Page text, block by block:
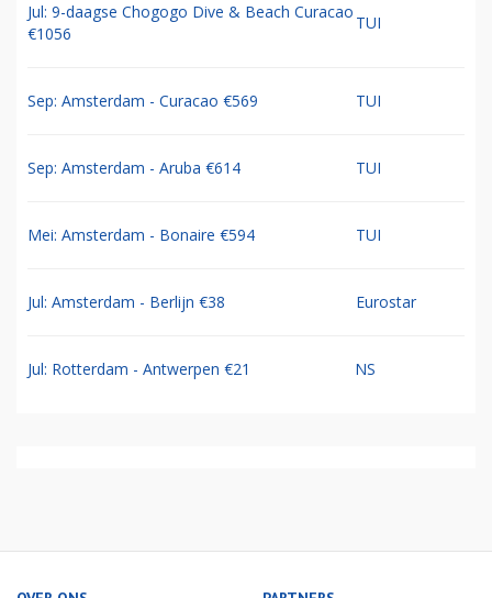
Jul: 9-daagse Chogogo Dive & Beach Curacao
€1056
TUI
Sep: Amsterdam - Curacao €569 TUI
Sep: Amsterdam - Aruba €614 TUI
Mei: Amsterdam - Bonaire €594 TUI
Jul: Amsterdam - Berlijn €38 Eurostar
Jul: Rotterdam - Antwerpen €21 NS